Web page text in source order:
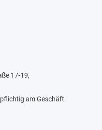
17-19,
am Geschäft